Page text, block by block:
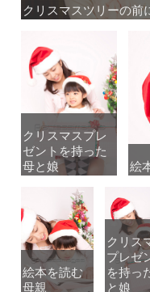
クリスマスツリーの前
クリスマスツリーの前
クリスマスプレ
ゼントを持った
母と娘
クリスマスプレ
ゼントを持った
母と娘
絵
絵
絵本を読む
母親
絵本を読む
母親
クリス
プレゼ
を持っ
と娘
クリス
プレゼ
を持っ
と娘